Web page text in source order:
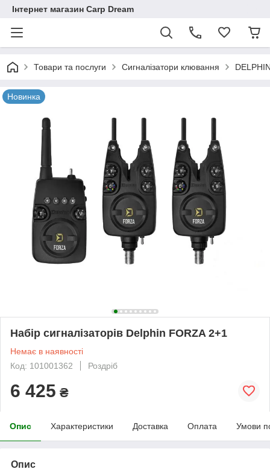
Інтернет магазин Carp Dream
Товари та послуги Сигналізатори клювання
Новинка
Набір сигналізаторів Delphin FORZA 2+1
Немає в наявності
Код: 101001362
Роздріб
6 425 ₴
Опис Характеристики Доставка Оплата Умови
Опис